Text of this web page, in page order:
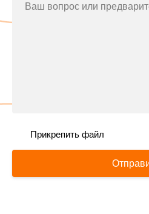
Ваш вопрос или
Прикрепить файл